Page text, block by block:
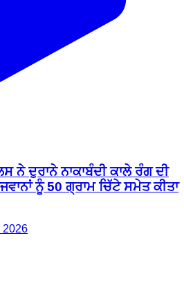
ਨੇ ਦੁਰਾਨੇ ਨਾਕਾਬੰਦੀ ਕਾਲੇ ਰੰਗ ਦੀ
ਨੂੰ 50 ਗ੍ਰਾਮ ਚਿੱਟੇ ਸਮੇਤ ਕੀਤਾ
2026